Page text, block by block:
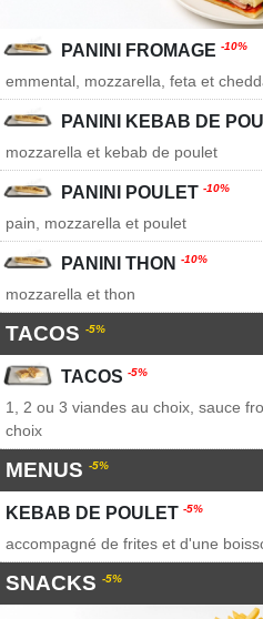
PANINI FROMAGE -10%
emmental, mozzarella, feta et
PANINI KEBAB DE
mozzarella et kebab de poulet
PANINI POULET -10%
pain, mozzarella et poulet
PANINI THON -10%
mozzarella et thon
TACOS -5%
TACOS -5%
1, 2 ou 3 viandes au choix, sauce
choix
MENUS -5%
KEBAB DE POULET -5%
accompagné de frites et d'une
SNACKS -5%